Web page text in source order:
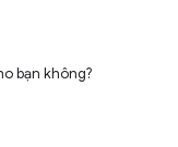
bạn không?